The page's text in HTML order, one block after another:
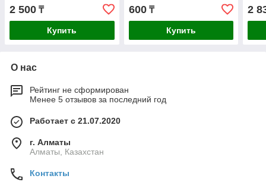
200мл туба
2 500 ₸
Купить
600₸
Купить
2
О нас
Рейтинг не сформирован
Менее 5 отзывов за последний год
Работает с 21.07.2020
г. Алматы
Алматы, Казахстан
Контакты